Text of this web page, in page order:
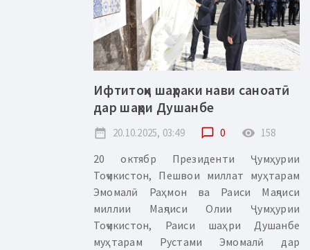
Ифтитоҳи шаҳраки нави саноатӣ
дар шаҳри Душанбе
date_range 20.10.2025, 03:49 chat_bubble_outline 0 remove_red_eye 158
20 октябр Президенти Ҷумҳурии
Тоҷикистон, Пешвои миллат муҳтарам
Эмомалӣ Раҳмон ва Раиси Маҷлиси
миллии Маҷлиси Олии Ҷумҳурии
Тоҷикистон, Раиси шаҳри Душанбе
муҳтарам Рустами Эмомалӣ дар